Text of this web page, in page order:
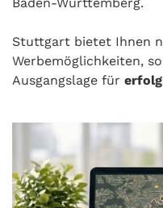
Stuttgart bietet Ihnen
Werbemöglichkeiten,
Ausgangslage für